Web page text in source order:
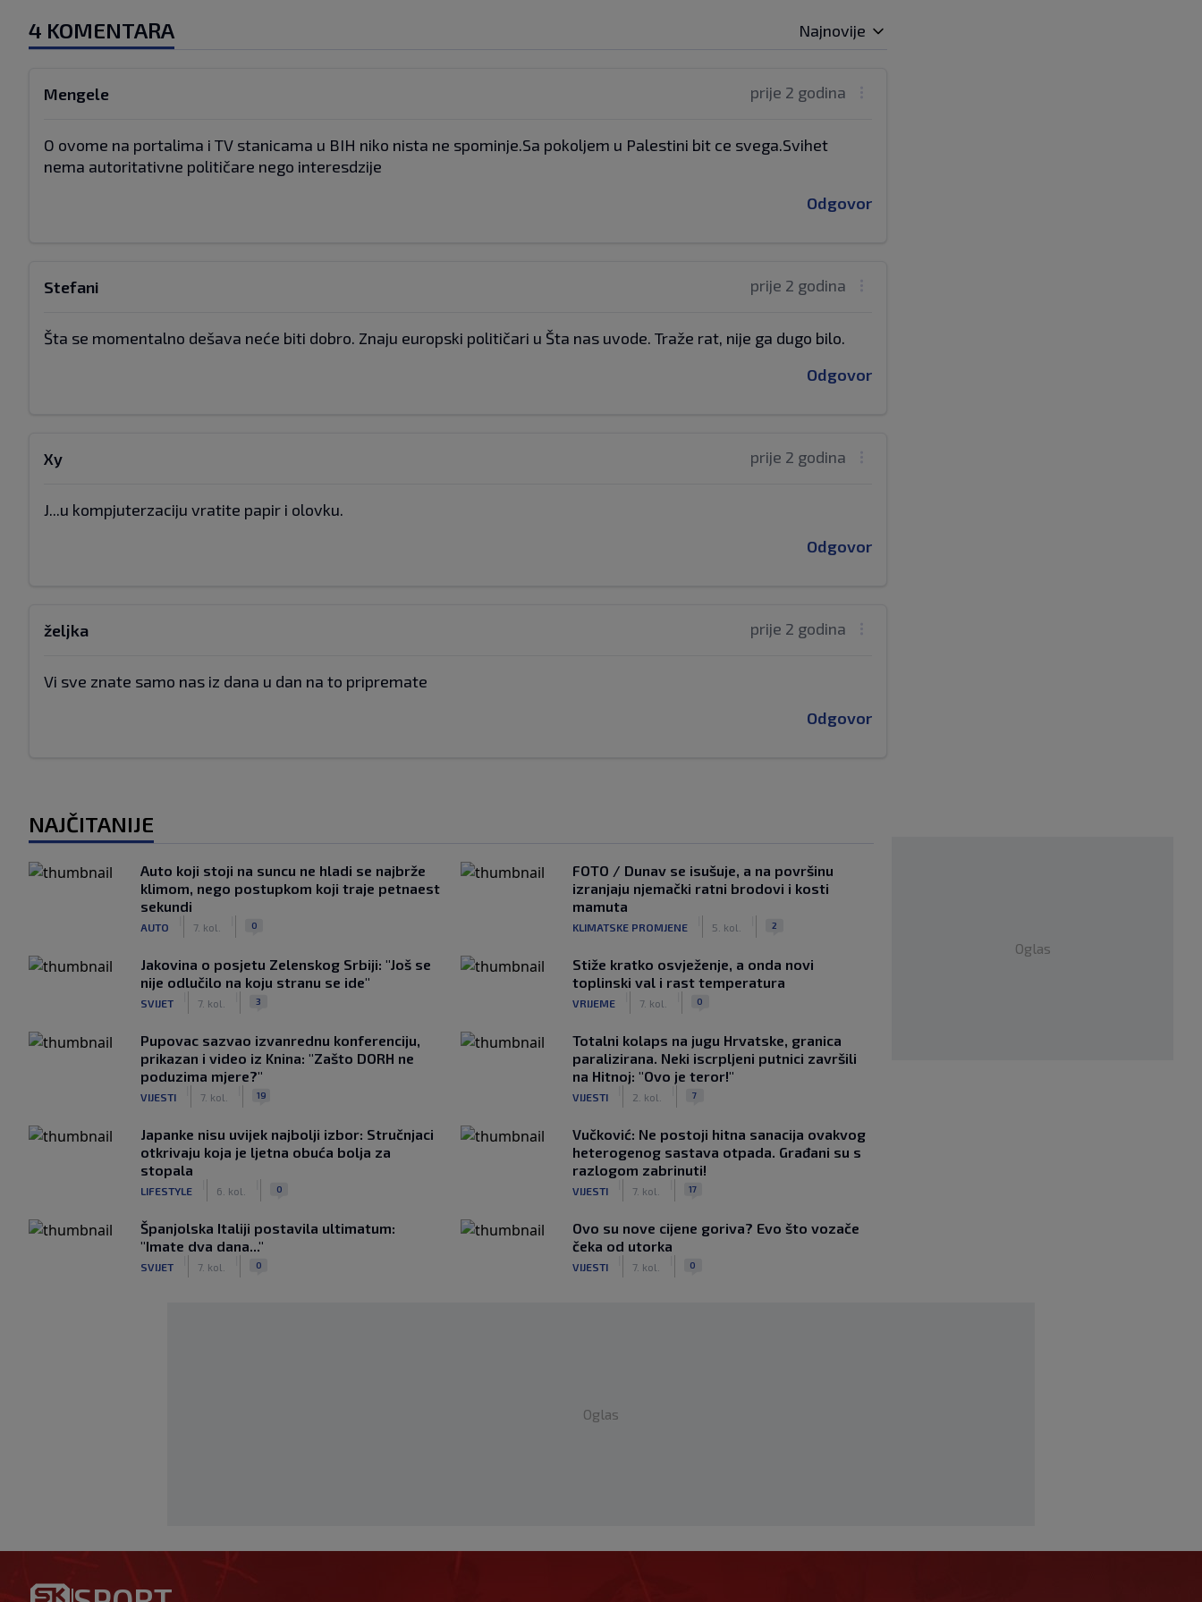
4 KOMENTARA Najnovije
prije 2 godina
Mengele
O ovome na portalima i TV stanicama u BIH niko nista ne spominje.Sa pokoljem u Palestini bit ce svega.Svihet
nema autoritativne političare nego interesdzije
Odgovor
prije 2 godina
Stefani
Šta se momentalno dešava neće biti dobro. Znaju europski političari u Šta nas uvode. Traže rat, nije ga dugo bilo.
Odgovor
prije 2 godina
Xy
J...u kompjuterzaciju vratite papir i olovku.
Odgovor
prije 2 godina
željka
Vi sve znate samo nas iz dana u dan na to pripremate
Odgovor
NAJČITANIJE
Auto koji stoji na suncu ne hladi se najbrže
klimom, nego postupkom koji traje petnaest
sekundi
AUTO 7. kol. 0
FOTO / Dunav se isušuje, a na površinu
izranjaju njemački ratni brodovi i kosti
mamuta
KLIMATSKE PROMJENE 5. kol. 2
Jakovina o posjetu Zelenskog Srbiji: "Još se
nije odlučilo na koju stranu se ide"
SVIJET 7. kol. 3
Stiže kratko osvježenje, a onda novi
toplinski val i rast temperatura
VRIJEME 7. kol. 0
Pupovac sazvao izvanrednu konferenciju,
prikazan i video iz Knina: "Zašto DORH ne
poduzima mjere?"
VIJESTI 7. kol. 19
Totalni kolaps na jugu Hrvatske, granica
paralizirana. Neki iscrpljeni putnici završili
na Hitnoj: "Ovo je teror!"
VIJESTI 2. kol. 7
Japanke nisu uvijek najbolji izbor: Stručnjaci
otkrivaju koja je ljetna obuća bolja za
stopala
LIFESTYLE 6. kol. 0
Vučković: Ne postoji hitna sanacija ovakvog
heterogenog sastava otpada. Građani su s
razlogom zabrinuti!
VIJESTI 7. kol. 17
Španjolska Italiji postavila ultimatum:
"Imate dva dana..."
SVIJET 7. kol. 0
Ovo su nove cijene goriva? Evo što vozače
čeka od utorka
VIJESTI 7. kol. 0
Oglas
Oglas
Bio je hit druge lige, a sada s Istrom prijeti Hajduku: